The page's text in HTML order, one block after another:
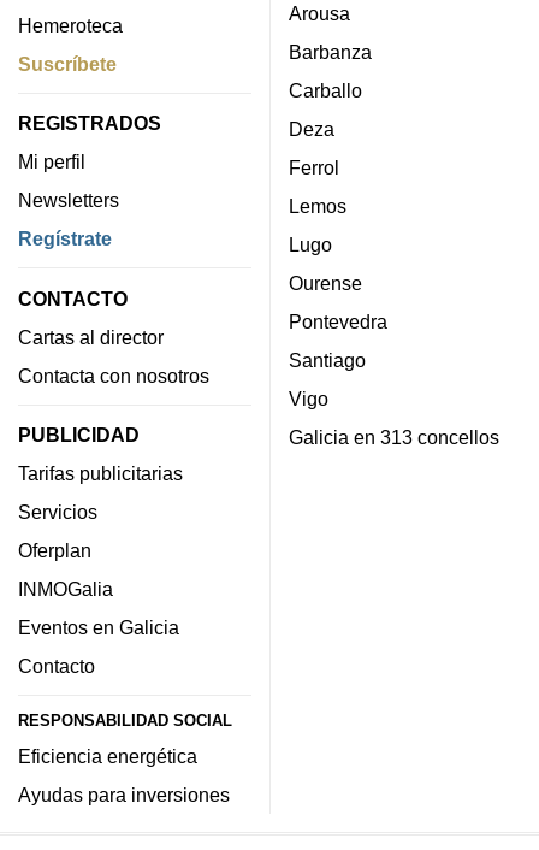
Hemeroteca
Suscríbete
REGISTRADOS
Mi perfil
Newsletters
Regístrate
CONTACTO
Cartas al director
Contacta con nosotros
PUBLICIDAD
Tarifas publicitarias
Servicios
Oferplan
INMOGalia
Eventos en Galicia
Contacto
RESPONSABILIDAD SOCIAL
Eficiencia energética
Ayudas para inversiones
Arousa
Barbanza
Carballo
Deza
Ferrol
Lemos
Lugo
Ourense
Pontevedra
Santiago
Vigo
Galicia en 313 concellos